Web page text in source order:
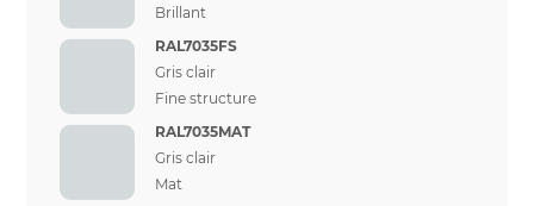
Brillant
RAL7035FS
Gris clair
Fine structure
RAL7035MAT
Gris clair
Mat